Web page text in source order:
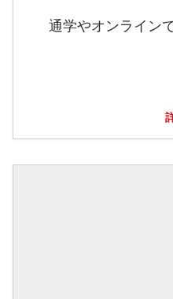
通学やオンライン